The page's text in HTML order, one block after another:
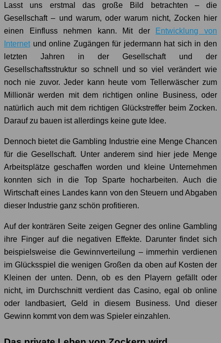
Lasst uns erstmal das große Bild betrachten – die
Gesellschaft – und warum, oder warum nicht, Zocken hier
einen Einfluss nehmen kann. Mit der Entwicklung von
Internetund online Zugängen für jedermann hat sich in den
letzten Jahren in der Gesellschaft und der
Gesellschaftsstruktur so schnell und so viel verändert wie
noch nie zuvor. Jeder kann heute vom Tellerwäscher zum
Millionär werden mit dem richtigen online Business, oder
natürlich auch mit dem richtigen Glückstreffer beim Zocken.
Darauf zu bauen ist allerdings keine gute Idee.
Dennoch bietet die Gambling Industrie eine Menge Chancen
für die Gesellschaft. Unter anderem sind hier jede Menge
Arbeitsplätze geschaffen worden und kleine Unternehmen
konnten sich in die Top Sparte hocharbeiten. Auch die
Wirtschaft eines Landes kann von den Steuern und Abgaben
dieser Industrie ganz schön profitieren.
Auf der konträren Seite zeigen Gegner des online Gambling
ihre Finger auf die negativen Effekte. Darunter findet sich
beispielsweise die Gewinnverteilung – immerhin verdienen
im Glücksspiel die wenigen Großen da oben auf Kosten der
Kleinen der unten. Denn, ob es den Playern gefällt oder
nicht, im Durchschnitt verdient das Casino, egal ob online
oder landbasiert, Geld in diesem Business. Und dieser
Gewinn kommt von dem was Spieler einzahlen.